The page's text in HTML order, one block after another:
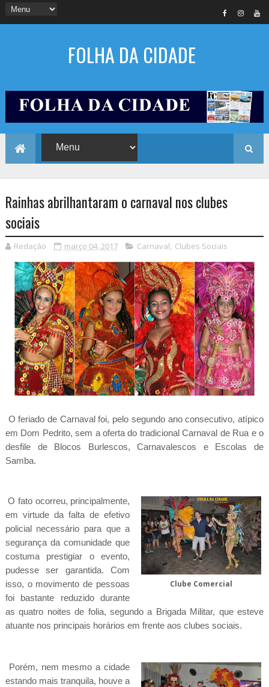
FOLHA DA CIDADE
Rainhas abrilhantaram o carnaval nos clubes
sociais
Redação março 04, 2017 Carnaval, Clubes Sociais
O feriado de Carnaval foi, pelo segundo ano consecutivo, atípico
em Dom Pedrito, sem a oferta do tradicional Carnaval de Rua e o
desfile de Blocos Burlescos, Carnavalescos e Escolas de
Samba.
Clube Comercial
O fato ocorreu, principalmente,
em virtude da falta de efetivo
policial necessário para que a
segurança da comunidade que
costuma prestigiar o evento,
pudesse ser garantida. Com
isso, o movimento de pessoas
foi bastante reduzido durante
as quatro noites de folia, segundo a Brigada Militar, que esteve
atuante nos principais horários em frente aos clubes sociais.
Porém, nem mesmo a cidade
estando mais tranquila, houve a